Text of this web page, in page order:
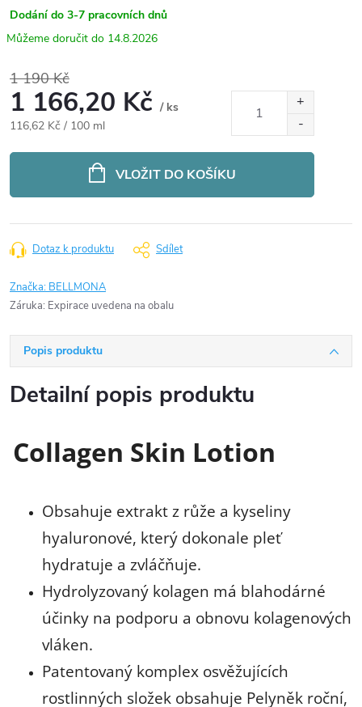
Dodání do 3-7 pracovních dnů
14.8.2026
1 190 Kč
1 166,20 Kč / ks
Měrná
116,62 Kč / 100 ml
VLOŽIT DO KOŠÍKU
Dotaz k produktu Sdílet
Značka: BELLMONA
Záruka: Expirace uvedena na obalu
Popis produktu
Detailní popis produktu
Collagen Skin Lotion
Obsahuje extrakt z růže a kyseliny
hyaluronové, který dokonale pleť
hydratuje a zvláčňuje.
Hydrolyzovaný kolagen má blahodárné
účinky na podporu a obnovu kolagenových
vláken.
Patentovaný komplex osvěžujících
rostlinných složek obsahuje Pelyněk roční,